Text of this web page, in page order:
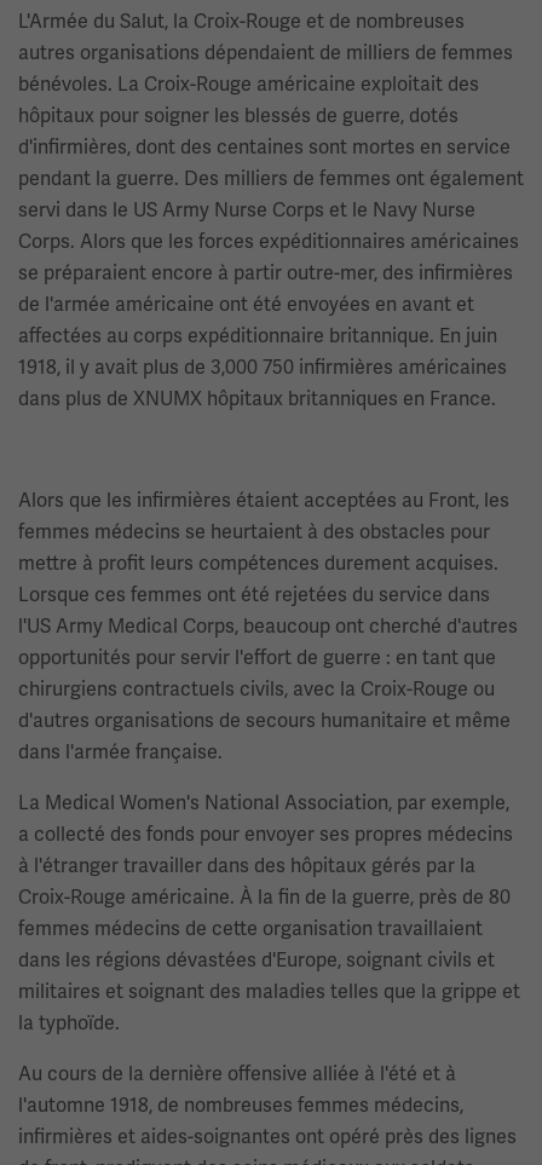
L'Armée du Salut, la Croix-Rouge et de nombreuses
autres organisations dépendaient de milliers de femmes
bénévoles. La Croix-Rouge américaine exploitait des
hôpitaux pour soigner les blessés de guerre, dotés
d'infirmières, dont des centaines sont mortes en service
pendant la guerre. Des milliers de femmes ont également
servi dans le US Army Nurse Corps et le Navy Nurse
Corps. Alors que les forces expéditionnaires américaines
se préparaient encore à partir outre-mer, des infirmières
de l'armée américaine ont été envoyées en avant et
affectées au corps expéditionnaire britannique. En juin
1918, il y avait plus de 3,000 750 infirmières américaines
dans plus de XNUMX hôpitaux britanniques en France.
Alors que les infirmières étaient acceptées au Front, les
femmes médecins se heurtaient à des obstacles pour
mettre à profit leurs compétences durement acquises.
Lorsque ces femmes ont été rejetées du service dans
l'US Army Medical Corps, beaucoup ont cherché d'autres
opportunités pour servir l'effort de guerre : en tant que
chirurgiens contractuels civils, avec la Croix-Rouge ou
d'autres organisations de secours humanitaire et même
dans l'armée française.
La Medical Women's National Association, par exemple,
a collecté des fonds pour envoyer ses propres médecins
à l'étranger travailler dans des hôpitaux gérés par la
Croix-Rouge américaine. À la fin de la guerre, près de 80
femmes médecins de cette organisation travaillaient
dans les régions dévastées d'Europe, soignant civils et
militaires et soignant des maladies telles que la grippe et
la typhoïde.
Au cours de la dernière offensive alliée à l'été et à
l'automne 1918, de nombreuses femmes médecins,
infirmières et aides-soignantes ont opéré près des lignes